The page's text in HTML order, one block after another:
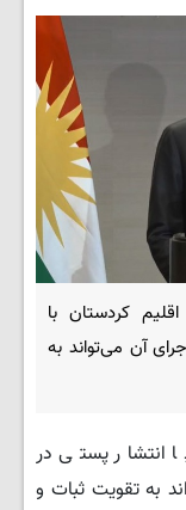
کردستان با
آن می‌تواند به
انتشار پستی در
به تقویت ثبات و